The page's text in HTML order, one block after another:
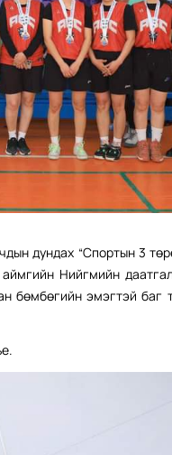
дундах “Спортын 3
Нийгмийн
бөмбөгийн эмэгтэй баг